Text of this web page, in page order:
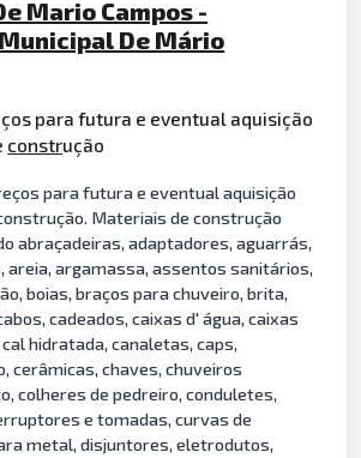
Mario Campos -
De Mário
para futura e eventual aquisição
construção
para futura e eventual aquisição
Materiais de construção
abraçadeiras, adaptadores, aguarrás,
areia, argamassa, assentos sanitários,
boias, braços para chuveiro, brita,
cadeados, caixas d' água, caixas
hidratada, canaletas, caps,
cerâmicas, chaves, chuveiros
colheres de pedreiro, conduletes,
e tomadas, curvas de
metal, disjuntores, eletrodutos,